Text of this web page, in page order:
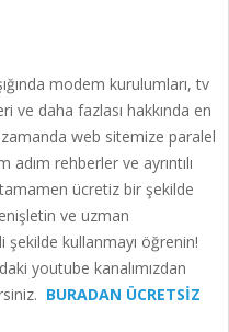
modem kurulumları, tv
ve daha fazlası hakkında en
web sitemize paralel
adım rehberler ve ayrıntılı
ücretiz bir şekilde
ve uzman
şekilde kullanmayı öğrenin!
youtube kanalımızdan
BURADAN ÜCRETSİZ